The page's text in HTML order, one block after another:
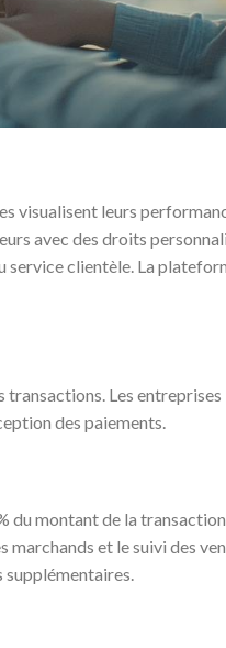
visualisent leurs
avec des droits
service clientèle. La
Les
des paiements.
du montant de la
et le suivi des